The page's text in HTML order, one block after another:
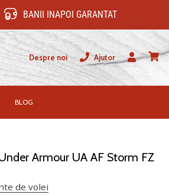
BANII INAPOI GARANTAT
Despre noi
Ajutor
Utilizator
BLOG
Armour UA AF Storm FZ
de volei